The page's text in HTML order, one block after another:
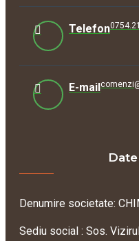
Telefon
E-mail
Denumire societate:
Sediu social : Sos.